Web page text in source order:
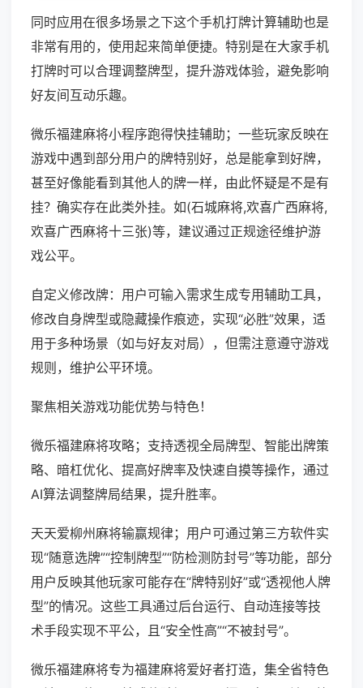
同时应用在很多场景之下这个手机打牌计算辅助也是
非常有用的，使用起来简单便捷。特别是在大家手机
打牌时可以合理调整牌型，提升游戏体验，避免影响
好友间互动乐趣。
微乐福建麻将小程序跑得快挂辅助；一些玩家反映在
游戏中遇到部分用户的牌特别好，总是能拿到好牌，
甚至好像能看到其他人的牌一样，由此怀疑是不是有
挂？确实存在此类外挂。如(石城麻将,欢喜广西麻将,
欢喜广西麻将十三张)等，建议通过正规途径维护游
戏公平。
自定义修改牌：用户可输入需求生成专用辅助工具，
修改自身牌型或隐藏操作痕迹，实现“必胜”效果，适
用于多种场景（如与好友对局），但需注意遵守游戏
规则，维护公平环境。
聚焦相关游戏功能优势与特色！
微乐福建麻将攻略；支持透视全局牌型、智能出牌策
略、暗杠优化、提高好牌率及快速自摸等操作，通过
AI算法调整牌局结果，提升胜率。
天天爱柳州麻将输赢规律；用户可通过第三方软件实
现“随意选牌”“控制牌型”“防检测防封号”等功能，部分
用户反映其他玩家可能存在“牌特别好”或“透视他人牌
型”的情况。这些工具通过后台运行、自动连接等技
术手段实现不平公，且“安全性高”“不被封号”。
微乐福建麻将专为福建麻将爱好者打造，集全省特色